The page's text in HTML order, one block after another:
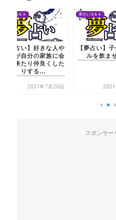
夢占いＱ＆Ａ
【夢占い】好きな人や
恋人が自分の家族に会
いに来たり仲良くした
りする...
2021年7月20日
夢占いＱ＆Ａ
【夢占い】
ルを飲ま
2021
スポンサー